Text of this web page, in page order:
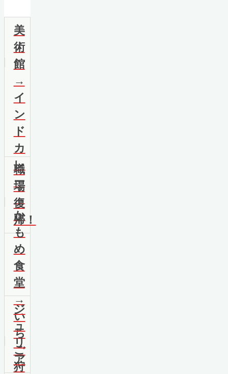
美
術
館
→
イ
ン
ド
カ
レ
ー
→
か
も
め
食
堂
→
い
ち
ご
狩
職
場
復
帰！
ジ
ュ
リ
ア